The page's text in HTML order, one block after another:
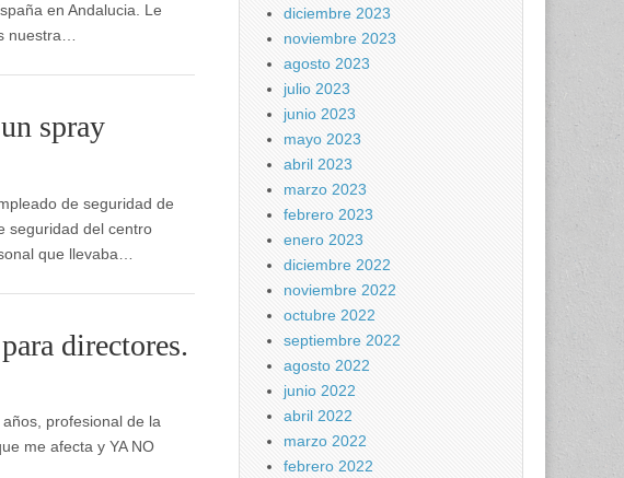
en Andalucia. Le
nuestra…
spray
de seguridad de
seguridad del centro
que llevaba…
directores.
profesional de la
me afecta y YA NO
diciembre 2023
noviembre 2023
agosto 2023
julio 2023
junio 2023
mayo 2023
abril 2023
marzo 2023
febrero 2023
enero 2023
diciembre 2022
noviembre 2022
octubre 2022
septiembre 2022
agosto 2022
junio 2022
abril 2022
marzo 2022
febrero 2022